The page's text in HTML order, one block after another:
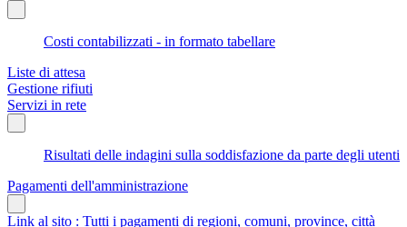
Costi contabilizzati - in formato tabellare
Liste di attesa
Gestione rifiuti
Servizi in rete
Risultati delle indagini sulla soddisfazione da parte degli utenti
Pagamenti dell'amministrazione
Link al sito : Tutti i pagamenti di regioni, comuni, province, città